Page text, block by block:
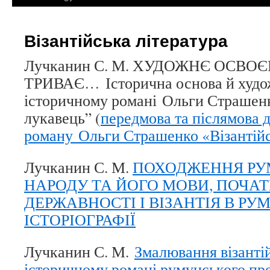
Візантійська література
Лучканин С. М. ХУДОЖНЄ
ТРИВАЄ… Історична основа й
історичному романі Ольги
лукавець” (передмова та післямова
роману Ольги Страшенко
Лучканин С. М. ПОХОДЖЕННЯ
НАРОДУ ТА ЙОГО МОВИ,
ДЕРЖАВНОСТІ І ВІЗАНТІЯ В
ІСТОРІОГРАФІЇ
Лучканин С. М. Змалювання